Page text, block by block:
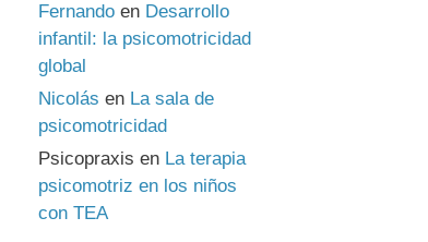
Fernando en Desarrollo
infantil: la psicomotricidad
global
Nicolás en La sala de
psicomotricidad
Psicopraxis en La terapia
psicomotriz en los niños
con TEA